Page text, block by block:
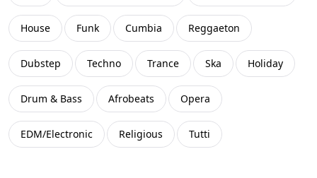
Cile (206)
Grecia (143)
Sudafrica (133)
Romania (117)
House Funk Cumbia Reggaeton
Dubstep Techno Trance Ska Holiday
Drum & Bass Afrobeats Opera
EDM/Electronic Religious Tutti